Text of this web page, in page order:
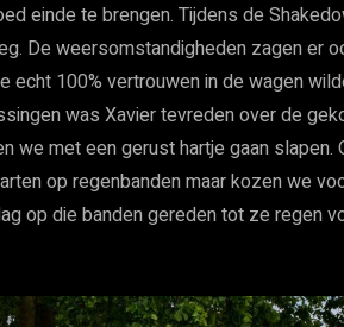
einde te brengen. Tijdens de
De weersomstandigheden zagen er
echt 100% vertrouwen in de wagen
was Xavier tevreden over de
we met een gerust hartje gaan
op regenbanden maar kozen we
op die banden gereden tot ze regen